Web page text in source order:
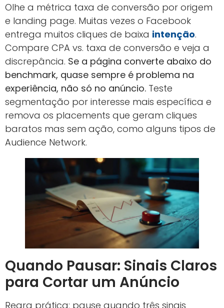
Olhe a métrica taxa de conversão por origem
e landing page. Muitas vezes o Facebook
entrega muitos cliques de baixa intenção.
Compare CPA vs. taxa de conversão e veja a
discrepância. Se a página converte abaixo do
benchmark, quase sempre é problema na
experiência, não só no anúncio. Teste
segmentação por interesse mais específica e
remova os placements que geram cliques
baratos mas sem ação, como alguns tipos de
Audience Network.
Quando Pausar: Sinais Claros
para Cortar um Anúncio
Regra prática: pause quando três sinais